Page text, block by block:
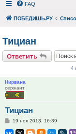
FAQ
ПОБЕДИШЬ.РУ
Тициан
Ответить
4
Нирвана
сержант
Тициан
Сообщение
19 ноя 2013, 16:39